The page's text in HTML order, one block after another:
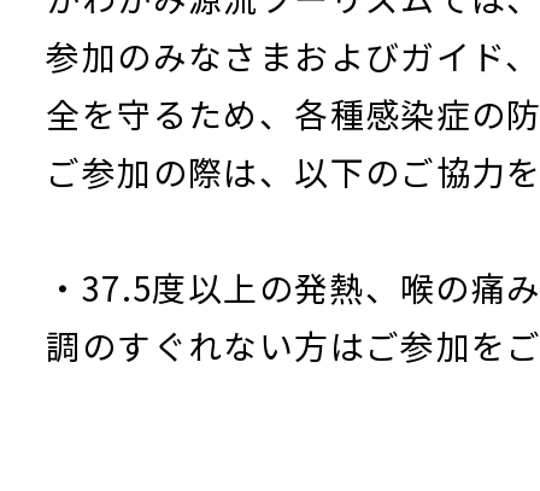
参加のみなさまおよびガイド
全を守るため、各種感染症の
ご参加の際は、以下のご協力
・37.5度以上の発熱、喉の痛
調のすぐれない方はご参加を